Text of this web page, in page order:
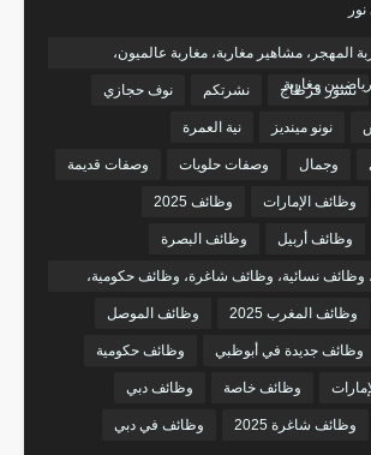
المهجر، مشاهير مغاربة، مغاربة عالميون،
مغاربة
نسور قرطاج نشرتكم نوف حجازي
نونو مينديز نية العمرة
وجمال وصفات حلويات وصفات قديمة
وظائف الإمارات وظائف 2025
وظائف أربيل وظائف البصرة
وظائف نسائية، وظائف شاغرة، وظائف حكومية،
وظائف المغرب 2025 وظائف الموصل
وظائف جديدة في أبوظبي وظائف حكومية
وظائف خاصة وظائف دبي
وظائف شاغرة 2025 وظائف في دبي